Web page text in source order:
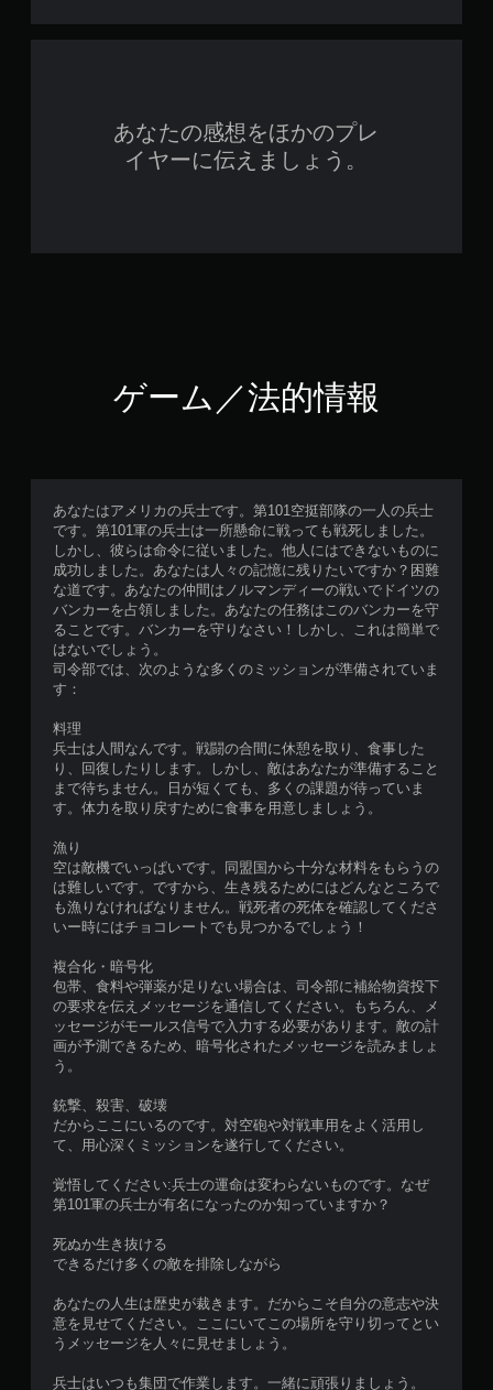
あなたの感想をほかのプレ
イヤーに伝えましょう。
ゲーム／法的情報
あなたはアメリカの兵士です。第101空挺部隊の一人の兵士
です。第101軍の兵士は一所懸命に戦っても戦死しました。
しかし、彼らは命令に従いました。他人にはできないものに
成功しました。あなたは人々の記憶に残りたいですか？困難
な道です。あなたの仲間はノルマンディーの戦いでドイツの
バンカーを占領しました。あなたの任務はこのバンカーを守
ることです。バンカーを守りなさい！しかし、これは簡単で
はないでしょう。
司令部では、次のような多くのミッションが準備されていま
す：
料理
兵士は人間なんです。戦闘の合間に休憩を取り、食事した
り、回復したりします。しかし、敵はあなたが準備すること
まで待ちません。日が短くても、多くの課題が待っていま
す。体力を取り戻すために食事を用意しましょう。
漁り
空は敵機でいっぱいです。同盟国から十分な材料をもらうの
は難しいです。ですから、生き残るためにはどんなところで
も漁りなければなりません。戦死者の死体を確認してくださ
いー時にはチョコレートでも見つかるでしょう！
複合化・暗号化
包帯、食料や弾薬が足りない場合は、司令部に補給物資投下
の要求を伝えメッセージを通信してください。もちろん、メ
ッセージがモールス信号で入力する必要があります。敵の計
画が予測できるため、暗号化されたメッセージを読みましょ
う。
銃撃、殺害、破壊
だからここにいるのです。対空砲や対戦車用をよく活用し
て、用心深くミッションを遂行してください。
覚悟してください:兵士の運命は変わらないものです。なぜ
第101軍の兵士が有名になったのか知っていますか？
死ぬか生き抜ける
できるだけ多くの敵を排除しながら
あなたの人生は歴史が裁きます。だからこそ自分の意志や決
意を見せてください。ここにいてこの場所を守り切ってとい
うメッセージを人々に見せましょう。
兵士はいつも集団で作業します。一緒に頑張りましょう。